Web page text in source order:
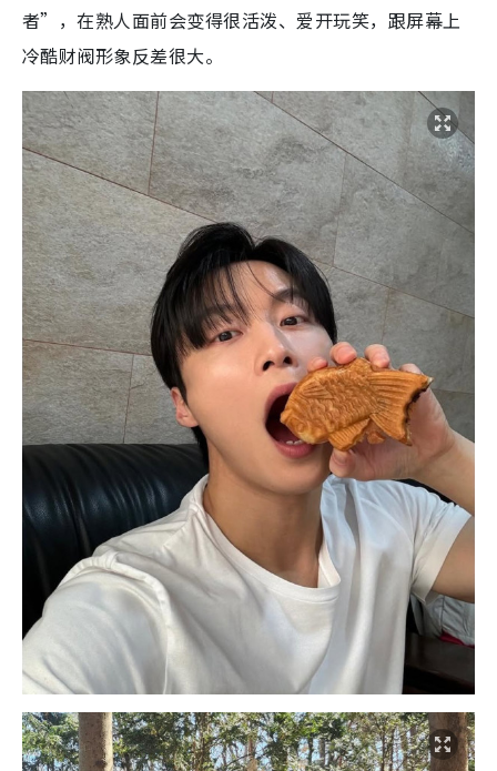
者”，在熟人面前会变得很活泼、爱开玩笑，跟屏幕上
冷酷财阀形象反差很大。